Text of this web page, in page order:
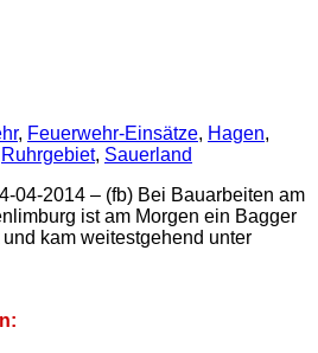
, Feuerwehr-Einsätze, Hagen,
Ruhrgebiet, Sauerland
04-2014 – (fb) Bei Bauarbeiten am
ist am Morgen ein Bagger
kam weitestgehend unter